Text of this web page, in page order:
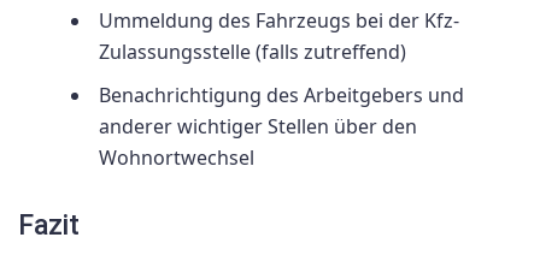
Ummeldung des Fahrzeugs bei der Kfz-
Zulassungsstelle (falls zutreffend)
Benachrichtigung des Arbeitgebers und
anderer wichtiger Stellen über den
Wohnortwechsel
Fazit